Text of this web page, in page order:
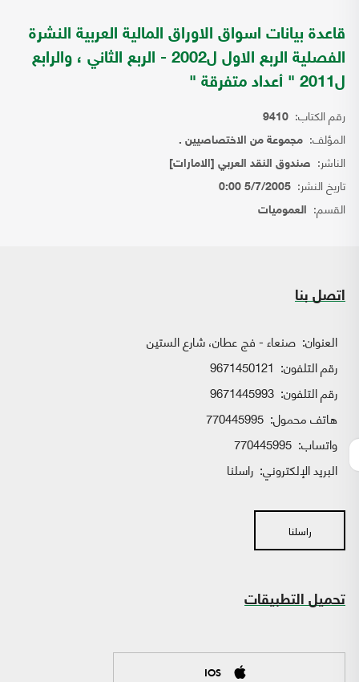
قاعدة بيانات اسواق الاوراق المالية العربية النشرة
الفصلية الربع الاول ل2002 - الربع الثاني ، والرابع
ل2011 " أعداد متفرقة "
رقم الكتاب: 9410
المؤلف: مجموعة من الاختصاصيين .
الناشر: صندوق النقد العربي [الامارات]
تاريخ النشر: 5/7/2005 0:00
القسم: العموميات
اتصل بنا
العنوان: صنعاء - فج عطان، شارع الستين
رقم التلفون: 9671450121
رقم التلفون: 9671445993
هاتف محمول: 770445995
واتساب:
البريد الإلكتروني: راسلنا
راسلنا
تحميل التطبيقات
IOS